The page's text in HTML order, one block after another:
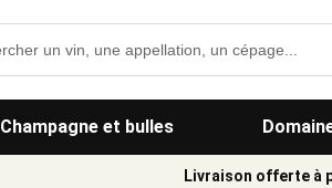
Champagne et bulles
Livraison offerte à